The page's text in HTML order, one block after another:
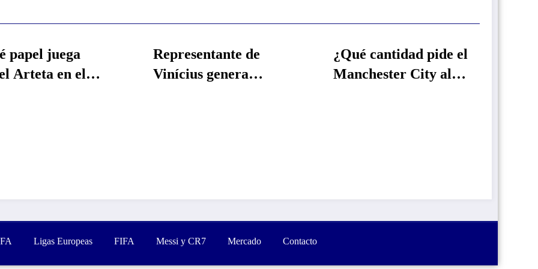
Representante de
Vinícius genera
¿Qué cantidad pide el
Manchester City al
oferta al Atlético
Madrid
Ligas Europeas FIFA Messi y CR7 Mercado Contacto